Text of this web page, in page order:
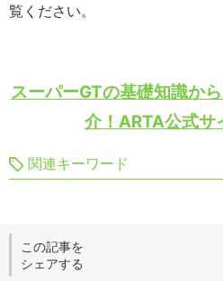
覧ください。
スーパーGTの基礎知識か
介！ARTA公式サ
関連キーワード
この記事を
シェアする